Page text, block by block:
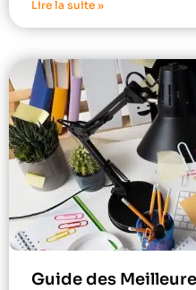
Lire la suite »
Guide des